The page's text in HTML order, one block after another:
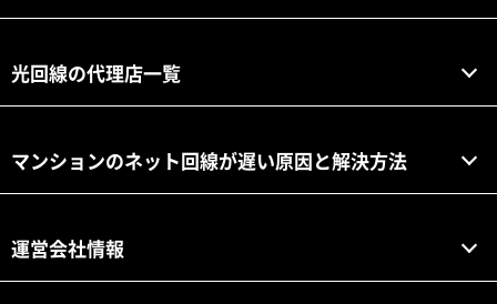
光回線の代理店一覧
マンションのネット回線が遅い原因と解決方法
運営会社情報